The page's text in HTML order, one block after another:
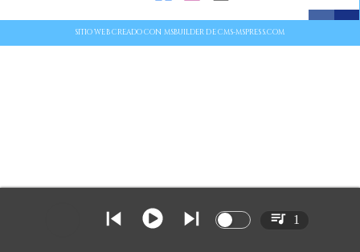
SITIO WEB CREADO CON MSBUILDER DE CMS-MSPRESS.COM
1